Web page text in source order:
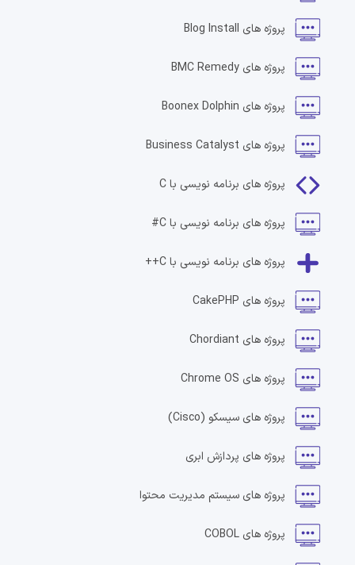
پروژه های Blog Install
پروژه های BMC Remedy
پروژه های Boonex Dolphin
پروژه های Business Catalyst
پروژه های برنامه نویسی با C
پروژه های برنامه نویسی با C#
پروژه های برنامه نویسی با C++
پروژه های CakePHP
پروژه های Chordiant
پروژه های Chrome OS
پروژه های سیسکو (Cisco)
پروژه های پردازش ابری
پروژه های سیستم مدیریت محتوا
پروژه های COBOL